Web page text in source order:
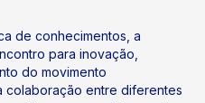
de conhecimentos, a
para inovação,
do movimento
colaboração entre diferentes